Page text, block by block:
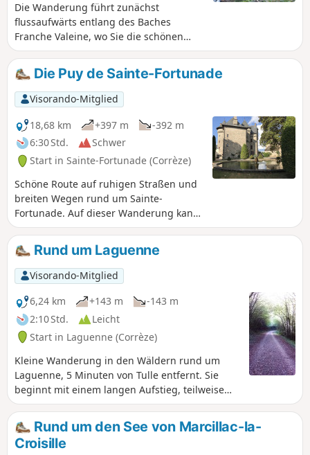
Die Wanderung führt zunächst
flussaufwärts entlang des Baches
Franche Valeine, wo Sie die schönen
und großen Wasserfälle bewundern
können, die seinen Lauf unterbrechen.
Nach einem Verbindungsabschnitt geht
es wieder hinunter zu den Schluchten
des Ruisseau des Rochettes und seinen
Wasserfällen, um dann wieder zum
Flusslauf der Franche Valeine zu
gelangen und diesem bis zum Parkplatz
am Ausgangspunkt der Wanderung zu
folgen. Die Route führt größtenteils
durch unberührte Gebiete, die von
menschlichen Aktivitäten verschont
geblieben sind.
Die Puy de Sainte-Fortunade
Visorando-Mitglied
18,68 km
+397 m
-392 m
6:30 Std.
Schwer
Start in Sainte-Fortunade (Corrèze)
Schöne Route auf ruhigen Straßen und
breiten Wegen rund um Sainte-
Fortunade. Auf dieser Wanderung kann
man die Außenfassade des Schlosses
Sainte-Fortunade aus dem 15.
Jahrhundert bewundern.
Rund um Laguenne
Visorando-Mitglied
6,24 km
+143 m
-143 m
2:10 Std.
Leicht
Start in Laguenne (Corrèze)
Kleine Wanderung in den Wäldern rund um
Laguenne, 5 Minuten von Tulle entfernt. Sie
beginnt mit einem langen Aufstieg, teilweise
auf der Straße, endet aber im Wald und entlang
des Flusses Saint-Bonnette. Eine Wanderung,
die man im Sommer unternehmen sollte, da sie
vollständig im schattigen Unterholz verläuft.
Rund um den See von Marcillac-la-
Croisille